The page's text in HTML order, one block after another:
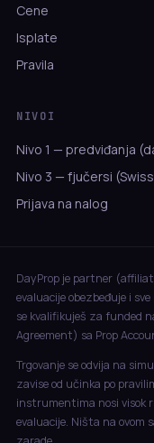
Cene
Isplate
Pravila
NIVOI
Nivo 1 — predviđanja
Nivo 3 — fjučersi
Prijava na nalog
DayProp je partner
evaluacije obezbeđuje i
se kvalifikuješ za funded
Agreement) sa Prop
Trgovanje se odvija na
zavise od učinka po
instrumentima nosi visok
evaluacije. Ništa na ovom